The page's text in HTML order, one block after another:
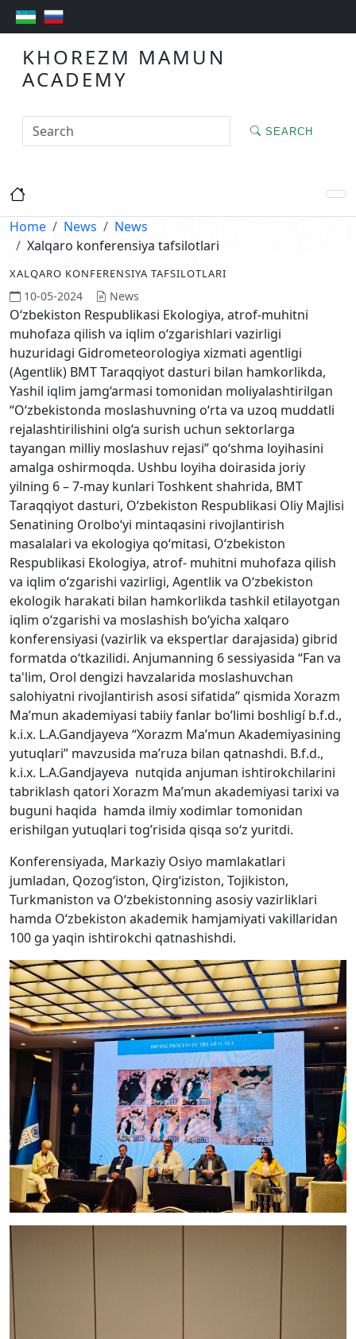
KHOREZM MAMUN
ACADEMY
SEARCH
Home News
News
Xalqaro konferensiya tafsilotlari
XALQARO KONFERENSIYA TAFSILOTLARI
10-05-2024 News
O‘zbekiston Respublikasi Ekologiya, atrof-muhitni
muhofaza qilish va iqlim o‘zgarishlari vazirligi
huzuridagi Gidrometeorologiya xizmati agentligi
(Agentlik) BMT Taraqqiyot dasturi bilan hamkorlikda,
Yashil iqlim jamg‘armasi tomonidan moliyalashtirilgan
“O‘zbekistonda moslashuvning o‘rta va uzoq muddatli
rejalashtirilishini olg‘a surish uchun sektorlarga
tayangan milliy moslashuv rejasi” qo‘shma loyihasini
amalga oshirmoqda. Ushbu loyiha doirasida joriy
yilning 6 – 7-may kunlari Toshkent shahrida, BMT
Taraqqiyot dasturi, O‘zbekiston Respublikasi Oliy Majlisi
Senatining Orolbo‘yi mintaqasini rivojlantirish
masalalari va ekologiya qo‘mitasi, O‘zbekiston
Respublikasi Ekologiya, atrof- muhitni muhofaza qilish
va iqlim o‘zgarishi vazirligi, Agentlik va O‘zbekiston
ekologik harakati bilan hamkorlikda tashkil etilayotgan
iqlim o‘zgarishi va moslashish bo‘yicha xalqaro
konferensiyasi (vazirlik va ekspertlar darajasida) gibrid
formatda o‘tkazilidi. Anjumanning 6 sessiyasida “Fan va
ta'lim, Orol dengizi havzalarida moslashuvchan
salohiyatni rivojlantirish asosi sifatida” qismida Xorazm
Ma’mun akademiyasi tabiiy fanlar bo’limi boshligí b.f.d.,
k.i.x. L.A.Gandjayeva “Xorazm Ma’mun Akademiyasining
yutuqlari” mavzusida ma’ruza bilan qatnashdi. B.f.d.,
k.i.x. L.A.Gandjayeva nutqida anjuman ishtirokchilarini
tabriklash qatori Xorazm Ma’mun akademiyasi tarixi va
buguni haqida hamda ilmiy xodimlar tomonidan
erishilgan yutuqlari tog’risida qisqa so‘z yuritdi.
Konferensiyada, Markaziy Osiyo mamlakatlari
jumladan, Qozogʻiston, Qirgʻiziston, Tojikiston,
Turkmaniston va Oʻzbekistonning asosiy vazirliklari
hamda Oʻzbekiston akademik hamjamiyati vakillaridan
100 ga yaqin ishtirokchi qatnashishdi.